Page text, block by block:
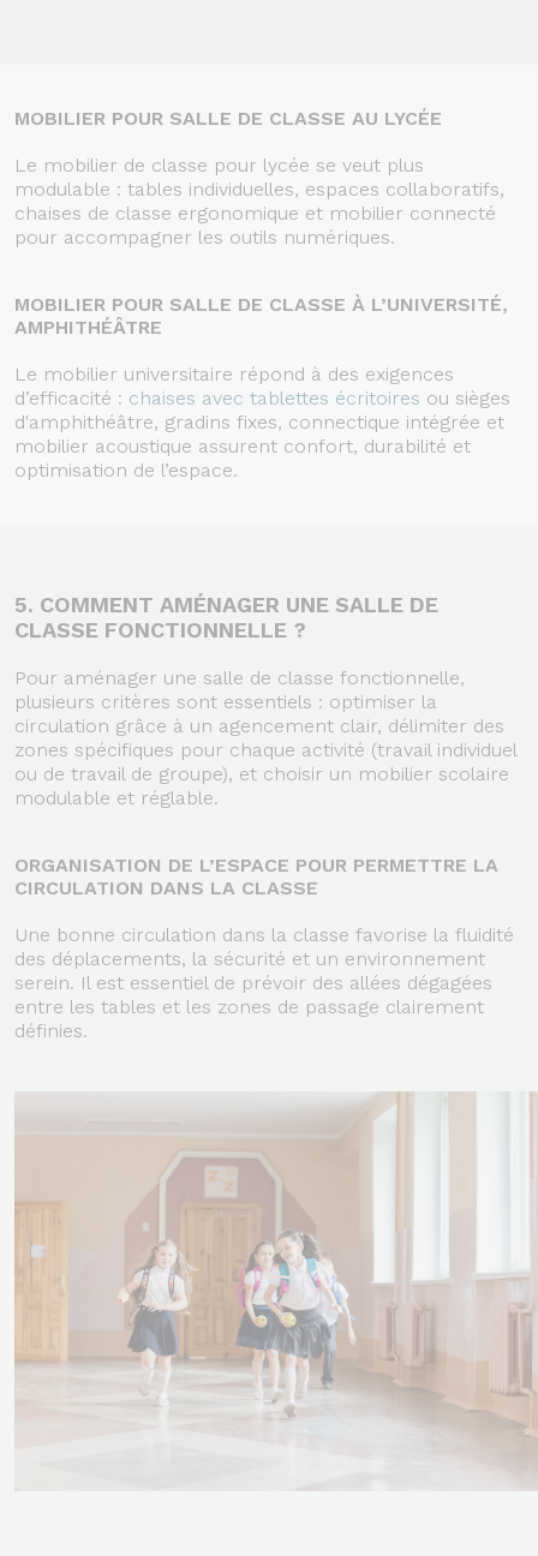
MOBILIER POUR SALLE DE CLASSE AU LYCÉE
Le mobilier de classe pour lycée se veut plus
modulable : tables individuelles, espaces collaboratifs,
chaises de classe ergonomique et mobilier connecté
pour accompagner les outils numériques.
MOBILIER POUR SALLE DE CLASSE À L’UNIVERSITÉ,
AMPHITHÉÂTRE
Le mobilier universitaire répond à des exigences
d’efficacité : chaises avec tablettes écritoires ou sièges
d'amphithéâtre, gradins fixes, connectique intégrée et
mobilier acoustique assurent confort, durabilité et
optimisation de l’espace.
5. COMMENT AMÉNAGER UNE SALLE DE
CLASSE FONCTIONNELLE ?
Pour aménager une salle de classe fonctionnelle,
plusieurs critères sont essentiels : optimiser la
circulation grâce à un agencement clair, délimiter des
zones spécifiques pour chaque activité (travail individuel
ou de travail de groupe), et choisir un mobilier scolaire
modulable et réglable.
ORGANISATION DE L’ESPACE POUR PERMETTRE LA
CIRCULATION DANS LA CLASSE
Une bonne circulation dans la classe favorise la fluidité
des déplacements, la sécurité et un environnement
serein. Il est essentiel de prévoir des allées dégagées
entre les tables et les zones de passage clairement
définies.